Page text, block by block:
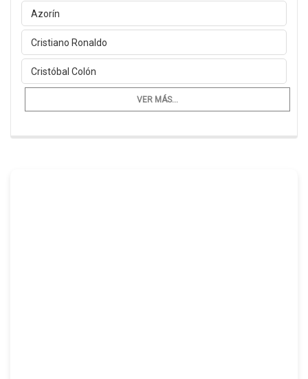
Azorín
Cristiano Ronaldo
Cristóbal Colón
VER MÁS...